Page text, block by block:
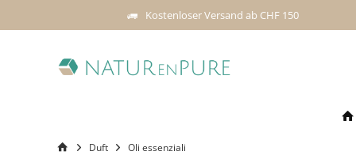
Kostenloser Versand ab CHF 150
Duft Oli essenziali